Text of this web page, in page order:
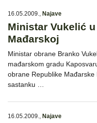
16.05.2009., Najave
Ministar Vukelić
Mađarskoj
Ministar obrane Branko
mađarskom gradu
obrane Republike
sastanku …
16.05.2009., Najave